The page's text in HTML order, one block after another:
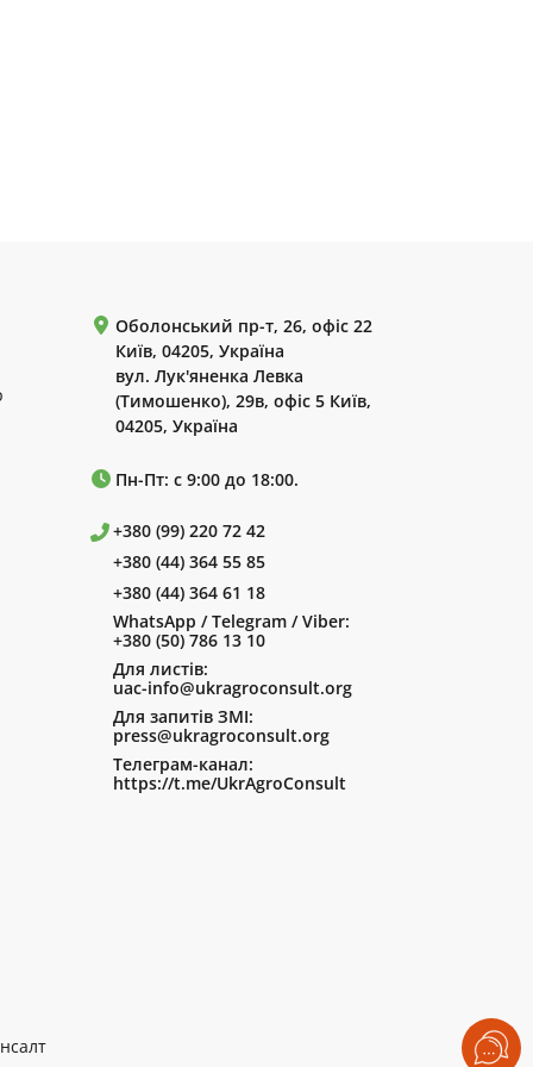
Оболонський пр-т, 26, офіс 22
Київ, 04205, Україна
вул. Лук'яненка Левка
(Тимошенко), 29в, офіс 5 Київ,
04205, Україна
Пн-Пт: с 9:00 до 18:00.
+380 (99) 220 72 42
+380 (44) 364 55 85
+380 (44) 364 61 18
WhatsApp / Telegram / Viber:
+380 (50) 786 13 10
Для листів:
uac-info@ukragroconsult.org
Для запитів ЗМІ:
press@ukragroconsult.org
Телеграм-канал:
https://t.me/UkrAgroConsult